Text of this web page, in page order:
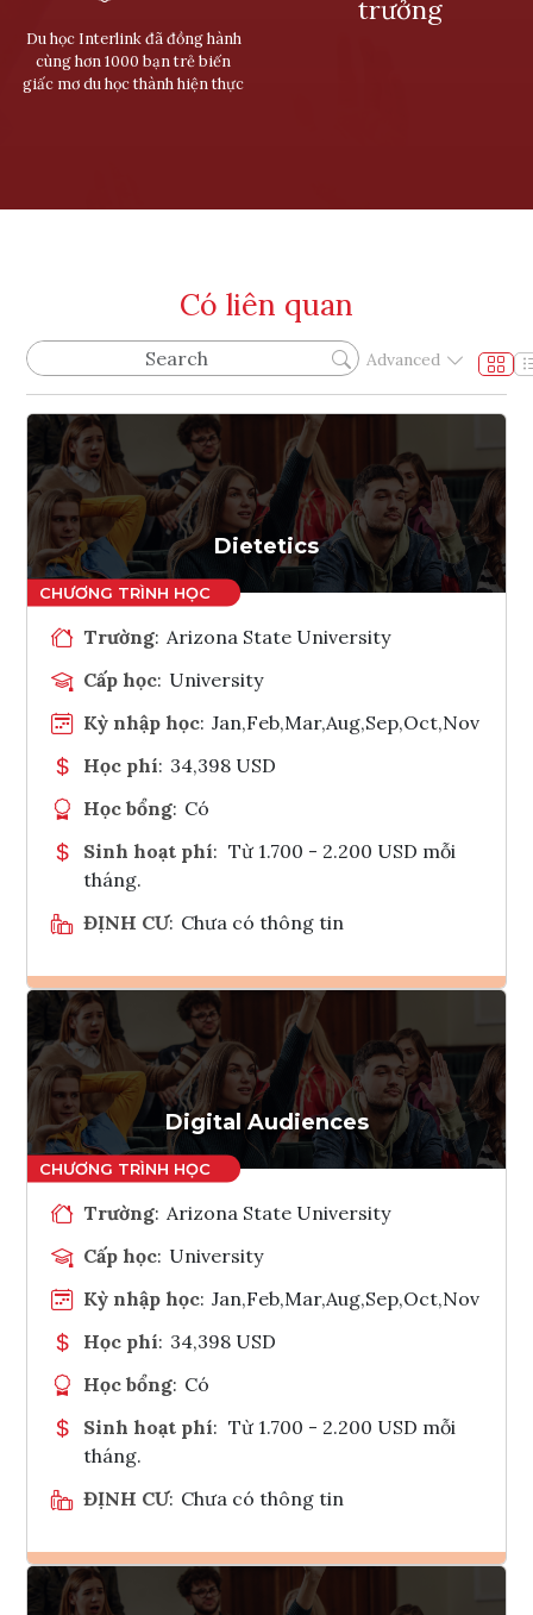
Du học Interlink đã đồng hành
cùng hơn 1000 bạn trẻ biến
giấc mơ du học thành hiện thực
trưởng
Có liên quan
Advanced
Dietetics
Trường: Arizona State University
Cấp học: University
Kỳ nhập học: Jan,Feb,Mar,Aug,Sep,Oct,Nov
Học phí: 34,398 USD
Học bổng: Có
Sinh hoạt phí: Từ 1.700 - 2.200 USD mỗi
tháng.
ĐỊNH CƯ: Chưa có thông tin
Ghi danh
Tham vấn Interlink
Digital Audiences
Trường: Arizona State University
Cấp học: University
Kỳ nhập học: Jan,Feb,Mar,Aug,Sep,Oct,Nov
Học phí: 34,398 USD
Học bổng: Có
Sinh hoạt phí: Từ 1.700 - 2.200 USD mỗi
tháng.
ĐỊNH CƯ: Chưa có thông tin
Ghi danh